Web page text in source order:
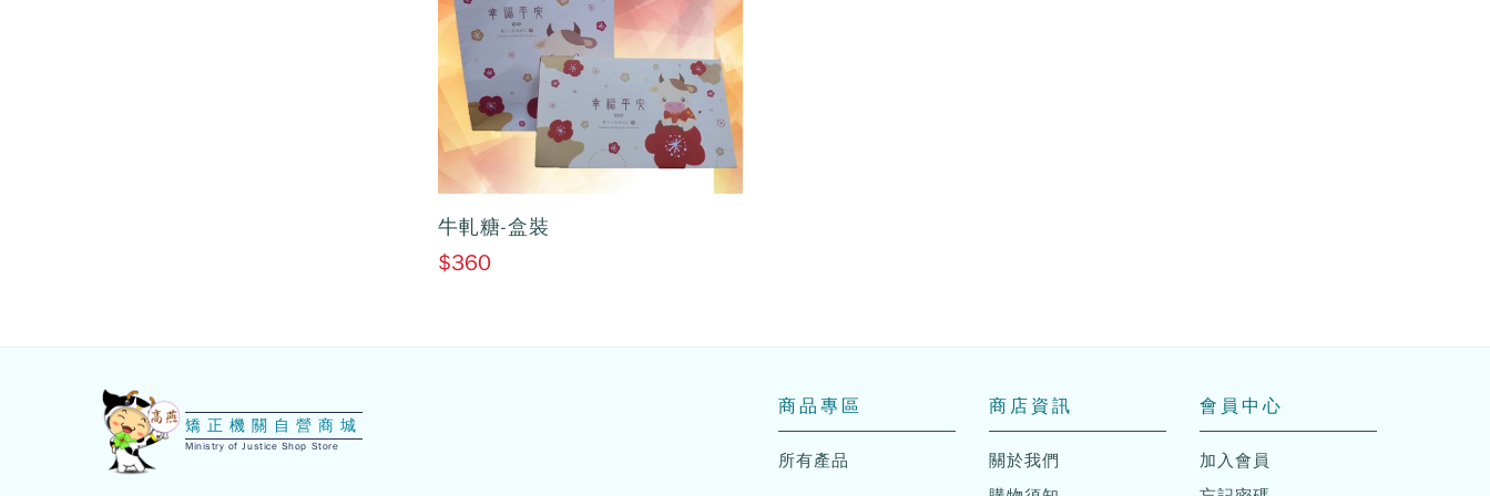
牛軋糖-盒裝
$360
:::
矯正機關自營商城
Ministry of Justice Shop Store
商品專區
所有產品
商店資訊
關於我們
會員中心
加入會員